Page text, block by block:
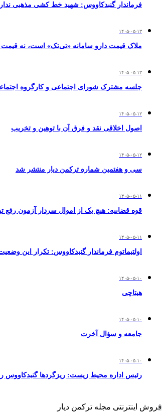
فرماندار گنبدکاووس: شهید خط کشی مذهبی
۱۴۰۵-۰۵-۱۳
ملاک قیمت دارو سامانه «تی‌تک» است، نه
۱۴۰۵-۰۵-۱۳
جلسه مشترک شورای اجتماعی و کارگروه
۱۴۰۵-۰۵-۱۲
اصول اخلاقی نقد و فرق آن با توهین و تخریب
۱۴۰۵-۰۵-۱۲
سی و هفتمین شماره ترکمن دیار منتشر شد
۱۴۰۵-۰۵-۱۱
قوه قضاییه: هیچ یک از اموال سردار آزمون
۱۴۰۵-۰۵-۱۱
اولتیماتوم فرماندار گنبدکاووس: تکرار این
۱۴۰۵-۰۵-۱۰
هیتاچی
۱۴۰۵-۰۵-۱۰
جامعه و سؤال آخرت
۱۴۰۵-۰۵-۱۰
رئیس اداره محیط زیست: ریزگردها گنبدکاووس را در ۲۱ روز آلوده
فروش اینترنتی مجله ترکمن دیار